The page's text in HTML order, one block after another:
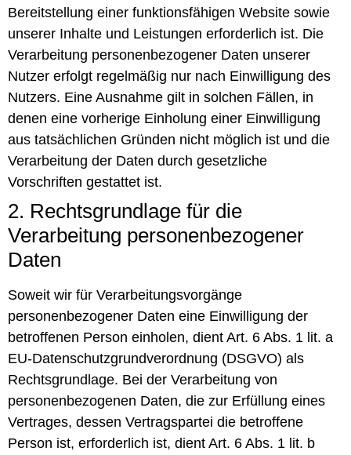
Bereitstellung einer funktionsfähigen Website sowie
unserer Inhalte und Leistungen erforderlich ist. Die
Verarbeitung personenbezogener Daten unserer
Nutzer erfolgt regelmäßig nur nach Einwilligung des
Nutzers. Eine Ausnahme gilt in solchen Fällen, in
denen eine vorherige Einholung einer Einwilligung
aus tatsächlichen Gründen nicht möglich ist und die
Verarbeitung der Daten durch gesetzliche
Vorschriften gestattet ist.
2. Rechtsgrundlage für die
Verarbeitung personenbezogener
Daten
Soweit wir für Verarbeitungsvorgänge
personenbezogener Daten eine Einwilligung der
betroffenen Person einholen, dient Art. 6 Abs. 1 lit. a
EU-Datenschutzgrundverordnung (DSGVO) als
Rechtsgrundlage. Bei der Verarbeitung von
personenbezogenen Daten, die zur Erfüllung eines
Vertrages, dessen Vertragspartei die betroffene
Person ist, erforderlich ist, dient Art. 6 Abs. 1 lit. b